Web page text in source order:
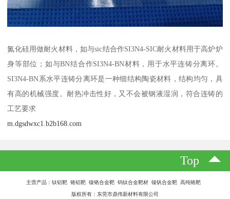
氮化硅用做耐火材料，如与sic结合作SI3N4-SIC耐火材料用于高炉炉
身等部位；如与BN结合作SI3N4-BN材料，用于水平连铸分离环。
SI3N4-BN系水平连铸分离环是一种细结构陶瓷材料，结构均匀，具
有高的机械强度。耐热冲击性好，又不会被钢液湿润，符合连铸的
工艺要求
m.dgsdwxc1.b2b168.com
Top
主营产品：钛铝靶 铬铝靶 镍铬合金靶 钨钛合金靶材 镍钒合金靶 高纯铬靶
版权所有：东莞市鼎伟新材料有限公司